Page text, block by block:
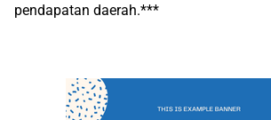
pendapatan daerah.***